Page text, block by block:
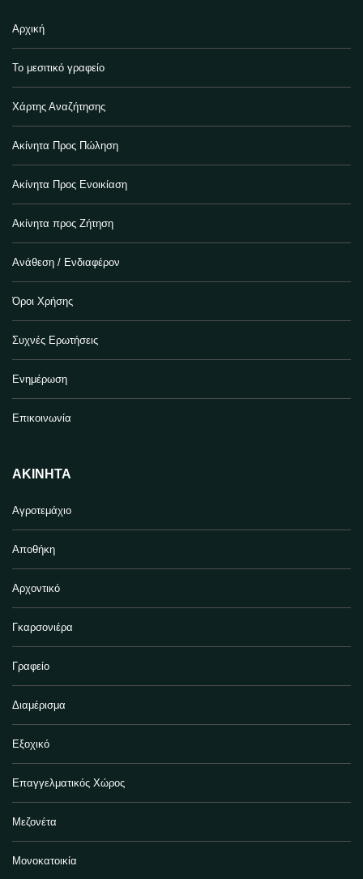
Αρχική
Το μεσιτικό γραφείο
Χάρτης Αναζήτησης
Ακίνητα Προς Πώληση
Ακίνητα Προς Ενοικίαση
Ακίνητα προς Ζήτηση
Ανάθεση / Ενδιαφέρον
Όροι Χρήσης
Συχνές Ερωτήσεις
Ενημέρωση
Επικοινωνία
ΑΚΊΝΗΤΑ
Αγροτεμάχιο
Αποθήκη
Αρχοντικό
Γκαρσονιέρα
Γραφείο
Διαμέρισμα
Εξοχικό
Επαγγελματικός Χώρος
Μεζονέτα
Μονοκατοικία